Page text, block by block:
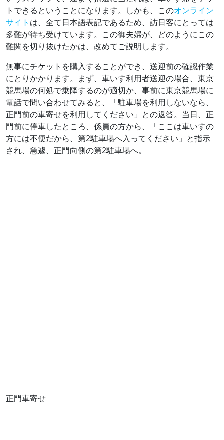
トできるということになります。しかも、このオンライン
サイト は、全て日本語表記であるため、訪日客にとっては
多難が待ち受けています。この御夫婦が、どのようにこの
難関を切り抜けたかは、改めてご説明します。
無事にチケットを購入することができ、送迎前の確認作業
にとりかかります。まず、車いす利用者送迎の場合、東京
競馬場の何処で乗降するのが適切か、事前に東京競馬場に
電話で問い合わせてみると、「駐車場を利用しないなら、
正門前の車寄せを利用してください」との返答。当日、正
門前に停車したところ、係員の方から、「ここは車いすの
方には不便だから、第2駐車場へ入ってください」と指示
され、急遽、正門向側の第2駐車場へ。
正門車寄せ